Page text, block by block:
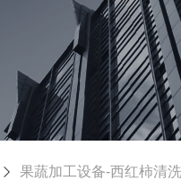
果蔬加工设备-西红柿清